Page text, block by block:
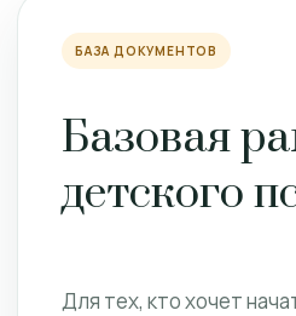
БАЗА ДОКУМЕНТОВ
Базовая
детского
Для тех, кто хочет